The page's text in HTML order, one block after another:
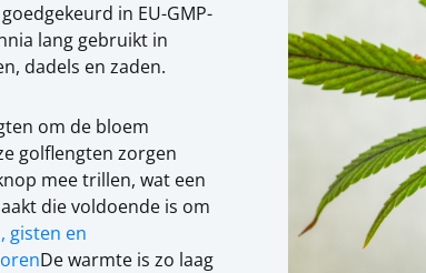
in EU-GMP-
lang gebruikt in
dadels en zaden.
om de bloem
golflengten zorgen
mee trillen, wat een
die voldoende is om
gisten en
De warmte is zo laag